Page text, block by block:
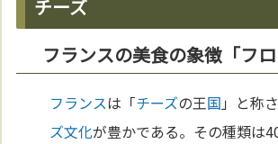
チーズ
フランスの美食の象徴「フロ
フランスは「チーズの王国 」と称
ズ文化が豊かである。その種類は